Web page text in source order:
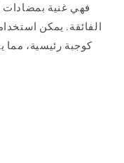
فهي غنية بمضادات
الفائقة. يمكن
كوجبة رئيسية، مما